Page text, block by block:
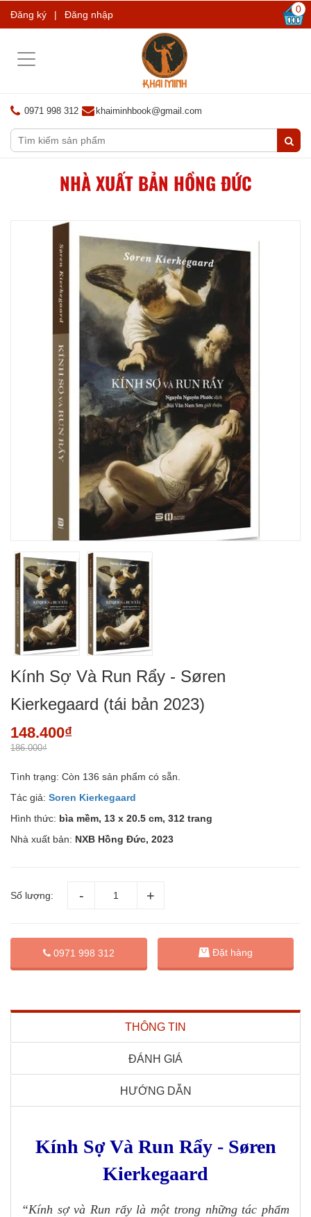
Đăng ký | Đăng nhập 0
Toggle
0971 998 312 khaiminhbook@gmail.com
NHÀ XUẤT BẢN HỒNG ĐỨC
Kính Sợ Và Run Rẩy - Søren
Kierkegaard (tái bản 2023)
148.400₫
186.000₫
Tình trạng: Còn 136 sản phẩm có sẵn.
Tác giả: Soren Kierkegaard
Hình thức: bìa mềm, 13 x 20.5 cm, 312 trang
Nhà xuất bản: NXB Hồng Đức, 2023
Số lượng:
0971 998 312 Đặt hàng
THÔNG TIN
ĐÁNH GIÁ
HƯỚNG DẪN
Kính Sợ Và Run Rẩy - Søren
Kierkegaard
“Kính sợ và Run rẩy là một trong những tác phẩm